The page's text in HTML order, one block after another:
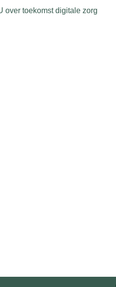
over toekomst digitale zorg